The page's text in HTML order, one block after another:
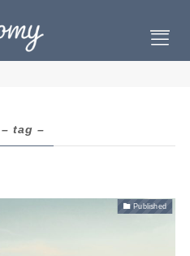
– tag –
Published